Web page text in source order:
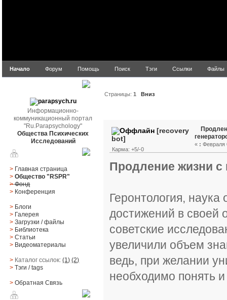
Начало Форум Помощь Поиск Тэги Ссылки Файлы
Информационно-
коммуникационный портал
"Ru.Parapsychology"
Общества Психических
Исследований
> Главная страница
> Общество "RSPR"
> Фонд
> Конференция
> Блоги
> Галерея
> Загрузки/файлы
> Библиотека
> Статьи
> Видеоматериалы
> Каталог ссылок:(1) (2)
> Тэги/ tags
> Обратная Cвязь
Страницы:1 Вниз
[recovery
bot]
Карма: +5/-0
« : Февраля
Продление жизни
Геронтология,
достижений в своей
советские
увеличили объем
ведь, при желании
необходимо понять